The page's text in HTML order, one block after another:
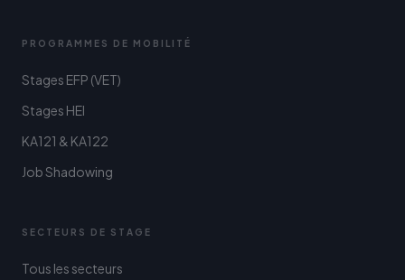
PROGRAMMES DE MOBILITÉ
Stages EFP (VET)
Stages HEI
KA121 & KA122
Job Shadowing
SECTEURS DE STAGE
Tous les secteurs